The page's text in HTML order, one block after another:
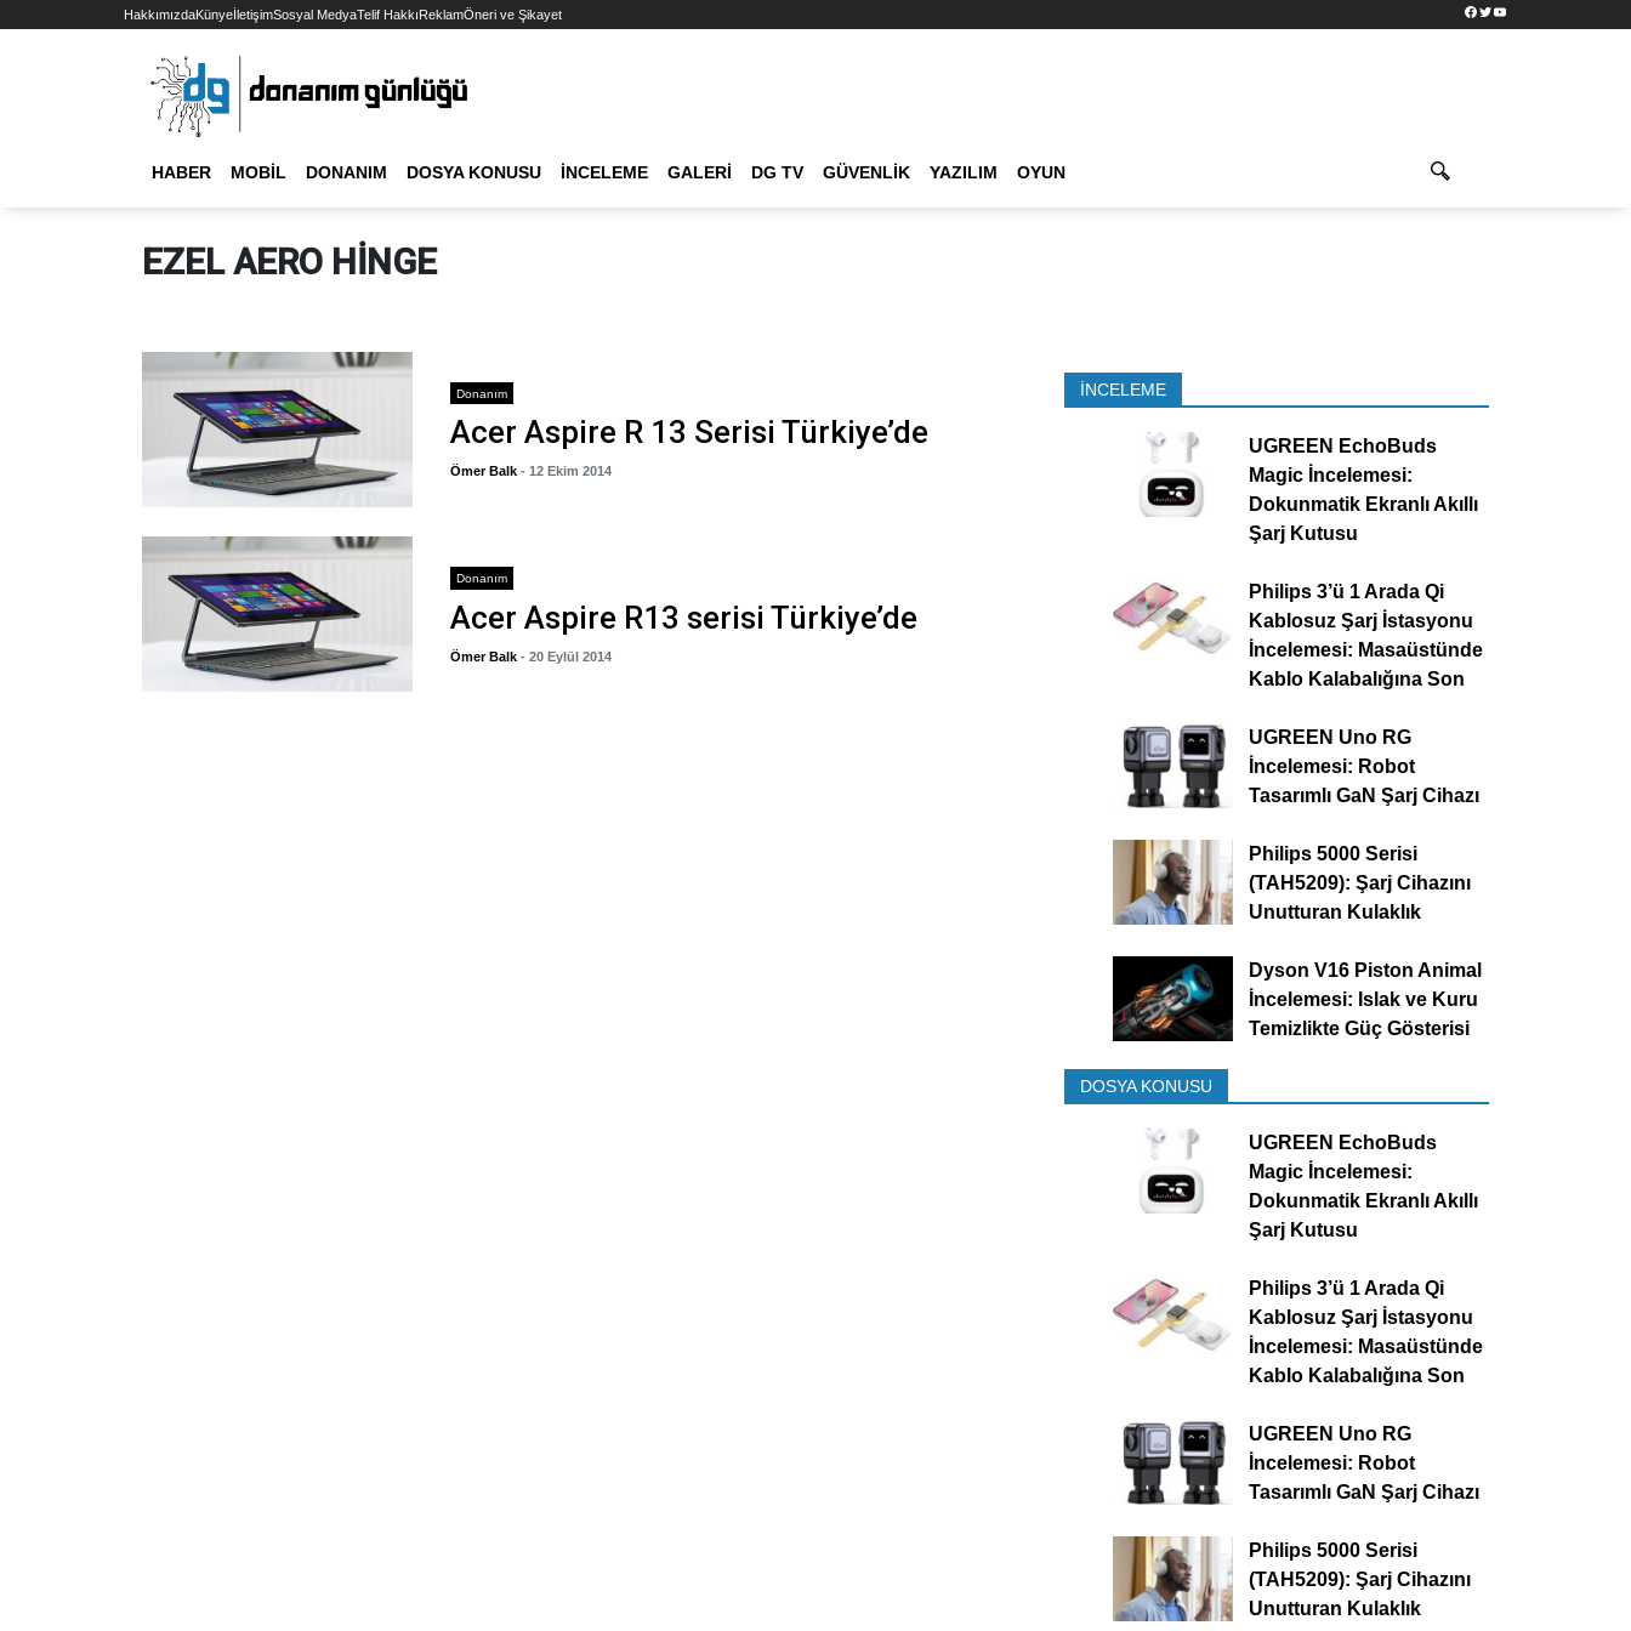
HakkımızdaKünyeİletişimSosyal MedyaTelif HakkıReklamÖneri ve Şikayet Facebook
TwitterYouTube
HABER MOBIL DONANIM DOSYA KONUSU İNCELEME GALERI DG TV GÜVENLIK YAZILIM OYUN
EZEL AERO HINGE
Donanım
Acer Aspire R 13 Serisi Türkiye’de
Ömer Balk - 12 Ekim 2014
Donanım
Acer Aspire R13 serisi Türkiye’de
Ömer Balk - 20 Eylül 2014
İNCELEME
UGREEN EchoBuds
Magic İncelemesi:
Dokunmatik Ekranlı Akıllı
Şarj Kutusu
Philips 3’ü 1 Arada Qi
Kablosuz Şarj İstasyonu
İncelemesi: Masaüstünde
Kablo Kalabalığına Son
UGREEN Uno RG
İncelemesi: Robot
Tasarımlı GaN Şarj Cihazı
Philips 5000 Serisi
(TAH5209): Şarj Cihazını
Unutturan Kulaklık
Dyson V16 Piston Animal
İncelemesi: Islak ve Kuru
Temizlikte Güç Gösterisi
DOSYA KONUSU
UGREEN EchoBuds
Magic İncelemesi:
Dokunmatik Ekranlı Akıllı
Şarj Kutusu
Philips 3’ü 1 Arada Qi
Kablosuz Şarj İstasyonu
İncelemesi: Masaüstünde
Kablo Kalabalığına Son
UGREEN Uno RG
İncelemesi: Robot
Tasarımlı GaN Şarj Cihazı
Philips 5000 Serisi
(TAH5209): Şarj Cihazını
Unutturan Kulaklık